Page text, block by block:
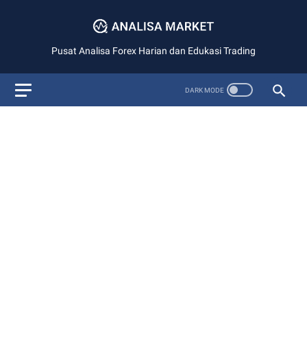
Pusat Analisa Forex Harian dan Edukasi Trading